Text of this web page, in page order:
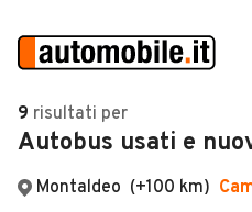
Auto
Auto usate
VENDI
MAGAZINE
9 risultati per
Autobus usati e